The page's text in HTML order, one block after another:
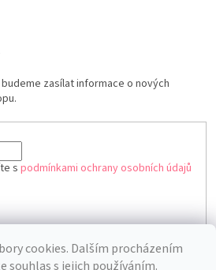
cookies. Dalším procházením
souhlas s jejich používáním.
zasílat informace o nových
s podmínkami ochrany osobních údajů